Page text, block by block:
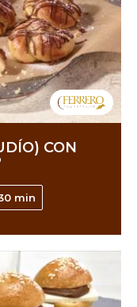
CON
min